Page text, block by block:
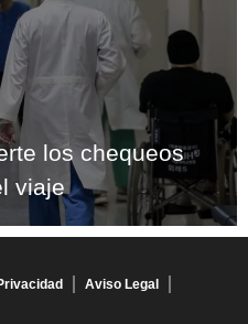
los chequeos
viaje
Aviso Legal